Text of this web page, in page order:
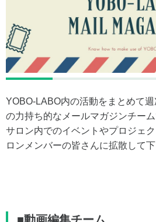
YOBO-LABO内の活動をまとめて
の力持ち的なメールマガジンチーム
サロン内でのイベントやプロジェ
ロンメンバーの皆さんに拡散して下